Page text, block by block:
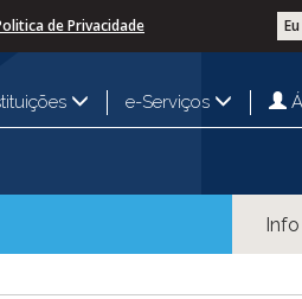
de Privacidade
e-Serviços
Info